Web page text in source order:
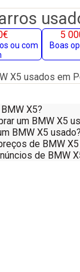
ou com
5
Boas
X5 usados em
X5?
um BMW X5
BMW X5 usado?
de BMW
de BMW